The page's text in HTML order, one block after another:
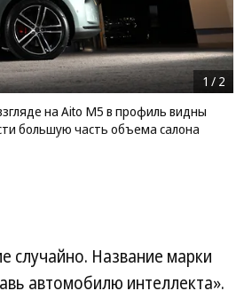
на Aito M5 в профиль видны
большую часть объема салона
1 / 2
случайно. Название марки
автомобилю интеллекта».